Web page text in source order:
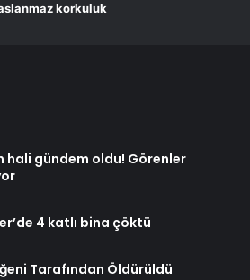
korkuluk
hali gündem oldu! Görenler
4 katlı bina çöktü
Tarafından Öldürüldü